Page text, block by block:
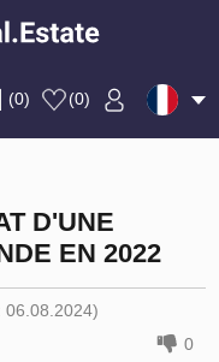
(0) (0)
D'UNE
EN 2022
06.08.2024)
0